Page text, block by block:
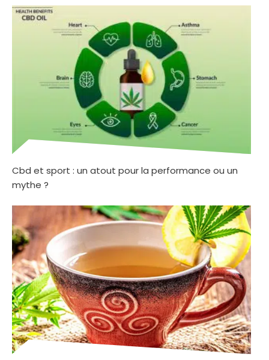
Cbd et sport : un atout pour la performance ou un
mythe ?